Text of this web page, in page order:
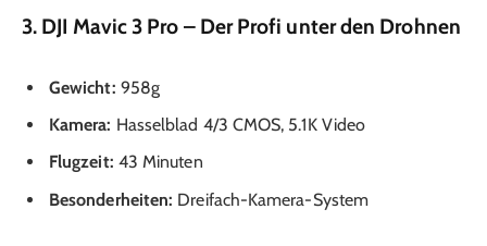
3. DJI Mavic 3 Pro – Der Profi unter den Drohnen
Gewicht: 958g
Kamera: Hasselblad 4/3 CMOS, 5.1K Video
Flugzeit: 43 Minuten
Besonderheiten: Dreifach-Kamera-System